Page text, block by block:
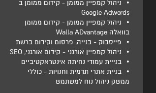
•
ניהול קמפיין ממומן - קידום ממומן ב
Google Adwords
•
ניהול קמפיין ממומן - קידום ממומן
בוואלה Walla ADvantage
• פייסבוק - בנייה, פרסום וקידום ברשת
• ניהול קמפיין אורגני - קידום אורגני, SEO
• בנייית עמודי נחיתה אינטראקטיביים
• בניית אתרי תדמית וחנויות - כוללי
ממשק ניהול נוח למשתמש